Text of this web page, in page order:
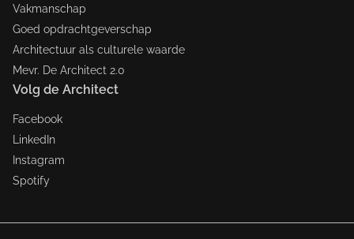
Vakmanschap
Goed opdrachtgeverschap
Architectuur als culturele waarde
Mevr. De Architect 2.0
Volg de Architect
Facebook
LinkedIn
Instagram
Spotify